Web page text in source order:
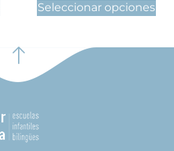
Seleccionar opciones